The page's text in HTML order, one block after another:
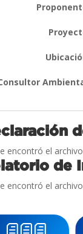
encontró el
de
encontró el